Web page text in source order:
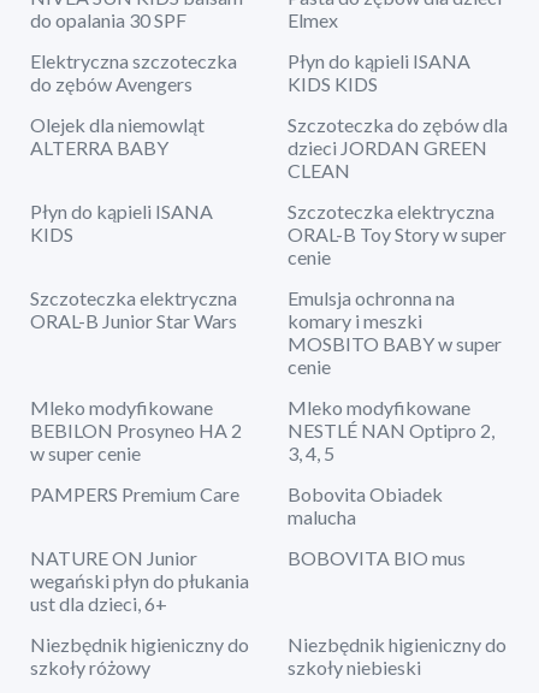
do opalania 30 SPF
Elmex
Elektryczna szczoteczka
do zębów Avengers
Płyn do kąpieli ISANA
KIDS KIDS
Olejek dla niemowląt
ALTERRA BABY
Szczoteczka do zębów dla
dzieci JORDAN GREEN
CLEAN
Płyn do kąpieli ISANA
KIDS
Szczoteczka elektryczna
ORAL-B Toy Story w super
cenie
Szczoteczka elektryczna
ORAL-B Junior Star Wars
Emulsja ochronna na
komary i meszki
MOSBITO BABY w super
cenie
Mleko modyfikowane
BEBILON Prosyneo HA 2
w super cenie
Mleko modyfikowane
NESTLÉ NAN Optipro 2,
3, 4, 5
PAMPERS Premium Care
Bobovita Obiadek
malucha
NATURE ON Junior
wegański płyn do płukania
ust dla dzieci, 6+
BOBOVITA BIO mus
Niezbędnik higieniczny do
szkoły różowy
Niezbędnik higieniczny do
szkoły niebieski